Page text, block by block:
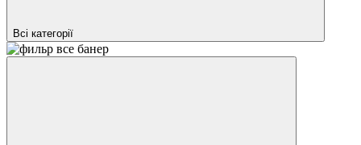
Всі категорії